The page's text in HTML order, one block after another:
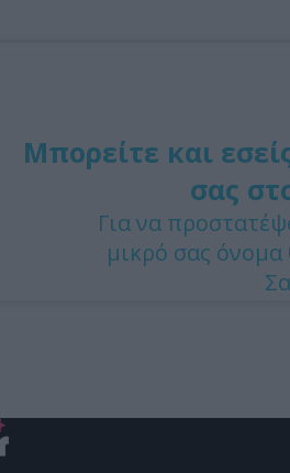
Μπορείτε και
σας
Για να
μικρό σας